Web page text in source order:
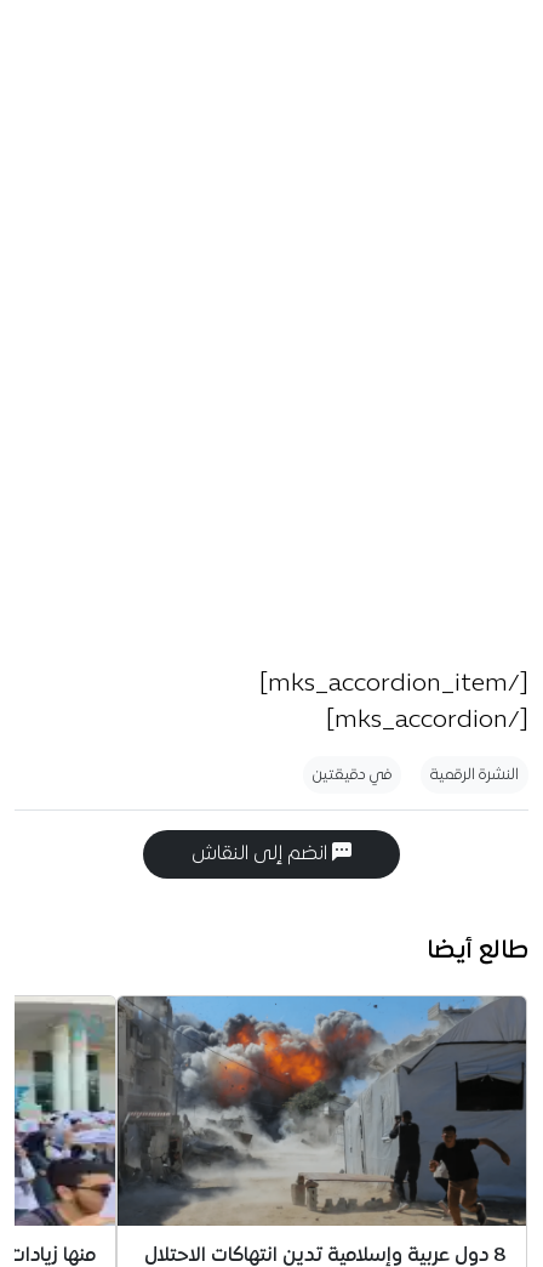
[/mks_accordion_item]
[/mks_accordion]
النشرة الرقمية في دقيقتين
انضم إلى النقاش
طالع أيضا
8 دول عربية وإسلامية تدين انتهاكات الاحتلال منها